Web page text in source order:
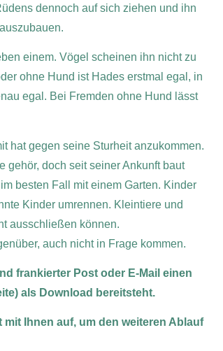
dennoch auf sich ziehen und ihn
einem. Vögel scheinen ihn nicht zu
ohne Hund ist Hades erstmal egal, in
egal. Bei Fremden ohne Hund lässt
hat gegen seine Sturheit anzukommen.
gehör, doch seit seiner Ankunft baut
besten Fall mit einem Garten. Kinder
Kinder umrennen. Kleintiere und
ausschließen können.
auch nicht in Frage kommen.
frankierter Post oder E-Mail einen
als Download bereitsteht.
Ihnen auf, um den weiteren Ablauf